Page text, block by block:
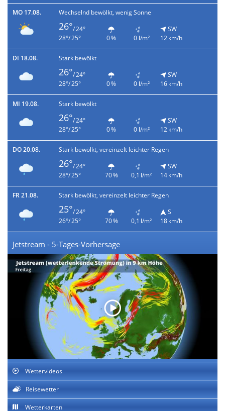
MO 17.08. Wechselnd bewölkt, wenig Sonne
26°/ 24°
28°/ 25°
0 % 0 l/m²
SW
12 km/h
DI 18.08. Stark bewölkt
26°/ 24°
28°/ 25°
0 % 0 l/m²
SW
16 km/h
MI 19.08. Stark bewölkt
26°/ 24°
28°/ 25°
0 % 0 l/m²
SW
12 km/h
DO 20.08. Stark bewölkt, vereinzelt leichter Regen
26°/ 24°
28°/ 25°
70 % 0,1 l/m²
SW
14 km/h
FR 21.08. Stark bewölkt, vereinzelt leichter Regen
25°/ 24°
26°/ 25°
70 % 0,1 l/m²
S
18 km/h
Jetstream - 5-Tages-Vorhersage
Wettervideos
Reisewetter
Wetterkarten